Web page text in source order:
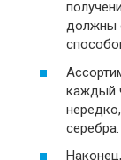
должны
каждый